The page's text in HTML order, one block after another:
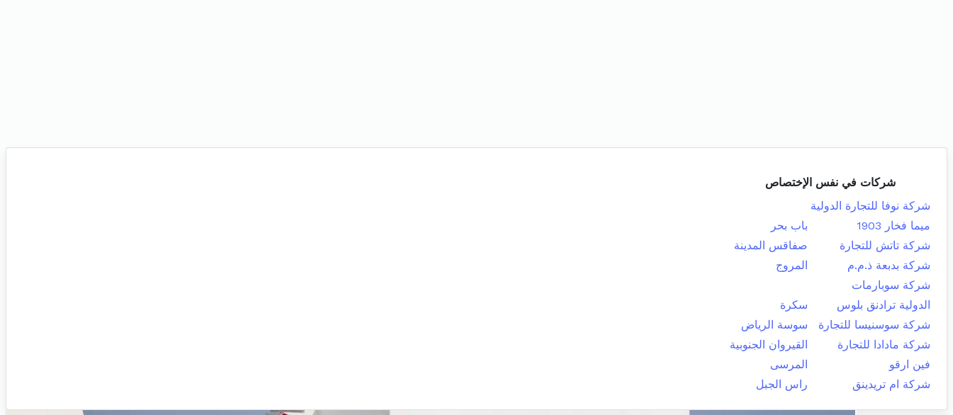
شركات في نفس الإختصاص
شركة نوفا للتجارة الدولية
ميما فخار 1903
باب بحر
شركة تاتش للتجارة
صفاقس المدينة
شركة بدبعة ذ.م.م
المروج
شركة سوبارمات
الدولية ترادنق بلوس
سكرة
شركة سوسنيسا للتجارة
سوسة الرياض
شركة مادادا للتجارة
القيروان الجنوبية
فين ارقو
المرسى
شركة ام تريدينق
راس الجبل